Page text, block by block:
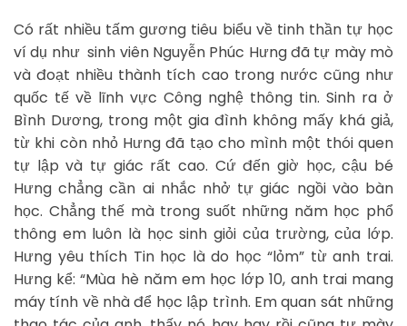
Có rất nhiều tấm gương tiêu biểu về tinh thần tự học
ví dụ như sinh viên Nguyễn Phúc Hưng đã tự mày mò
và đoạt nhiều thành tích cao trong nước cũng như
quốc tế về lĩnh vực Công nghệ thông tin. Sinh ra ở
Bình Dương, trong một gia đình không mấy khá giả,
từ khi còn nhỏ Hưng đã tạo cho mình một thói quen
tự lập và tự giác rất cao. Cứ đến giờ học, cậu bé
Hưng chẳng cần ai nhắc nhở tự giác ngồi vào bàn
học. Chẳng thế mà trong suốt những năm học phổ
thông em luôn là học sinh giỏi của trường, của lớp.
Hưng yêu thích Tin học là do học “lỏm” từ anh trai.
Hưng kể: “Mùa hè năm em học lớp 10, anh trai mang
máy tính về nhà để học lập trình. Em quan sát những